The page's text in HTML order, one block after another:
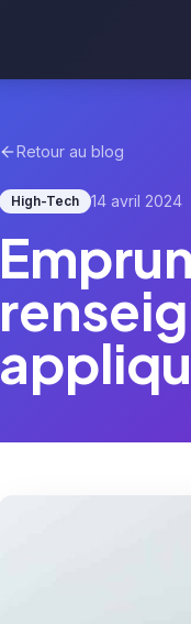
Retour au blog
High-Tech 14 avril 2024